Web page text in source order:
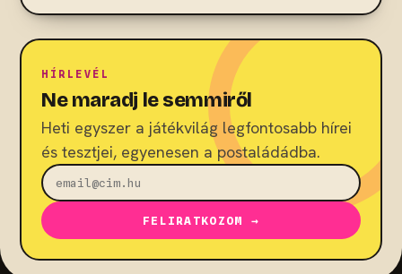
HÍRLEVÉL
Ne maradj le semmiről
Heti egyszer a játékvilág legfontosabb hírei
és tesztjei, egyenesen a postaládádba.
FELIRATKOZOM →